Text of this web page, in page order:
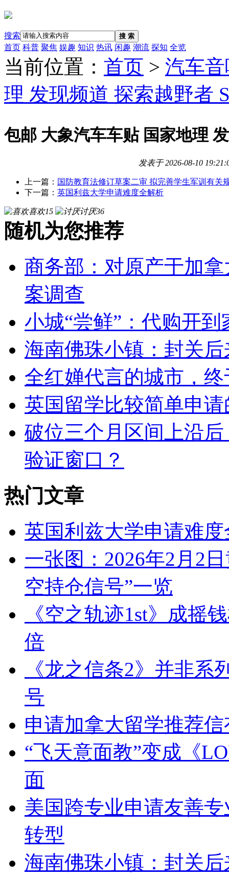
搜索 搜 索
首页 科普 聚焦 娱趣 知识 热讯 闲趣 潮流 探知 全览
当前位置： 首页 > 汽车
理 发现频道 探索越野者
包邮 大象汽车车贴 国家地理
发表于2026-08-10
上一篇： 国防教育法修订草案二审 拟完善学生军训有关
下一篇： 英国利兹大学申请难度全解析
喜欢15 讨厌36
随机为您推荐
商务部：对原产于加
案调查
小城“尝鲜”：代购开
海南佛珠小镇：封关
全红婵代言的城市，
英国留学比较简单申
破位三个月区间上沿
验证窗口？
热门文章
英国利兹大学申请难
一张图：2026年2月2
空持仓信号”一览
《空之轨迹1st》成摇
倍
《龙之信条2》并非系
号
申请加拿大留学推荐
“飞天意面教”变成《
面
美国跨专业申请友善
转型
海南佛珠小镇：封关